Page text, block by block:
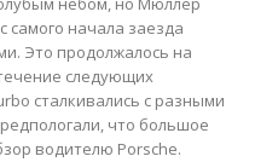
начала заезда
Это продолжалось на
следующих
сталкивались с разными
что большое
водителю Porsche.